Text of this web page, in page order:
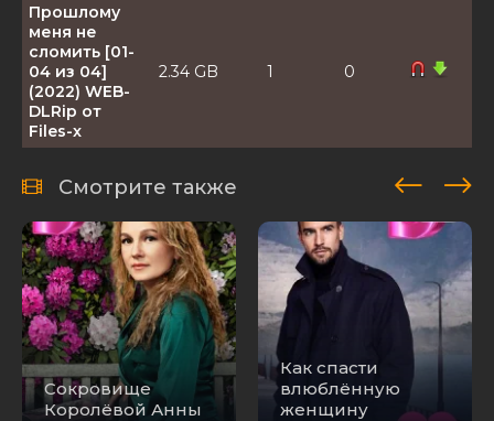
Прошлому
меня не
сломить [01-
04 из 04]
(2022) WEB-
DLRip от
Files-x
2.34 GB 1 0
Смотрите также
Сокровище
Королёвой Анны
Как спасти
влюблённую
женщину